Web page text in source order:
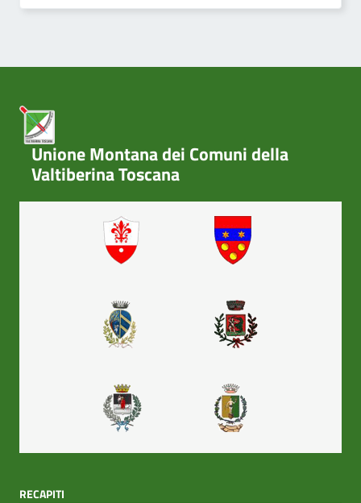
Unione Montana dei Comuni della
Valtiberina Toscana
RECAPITI